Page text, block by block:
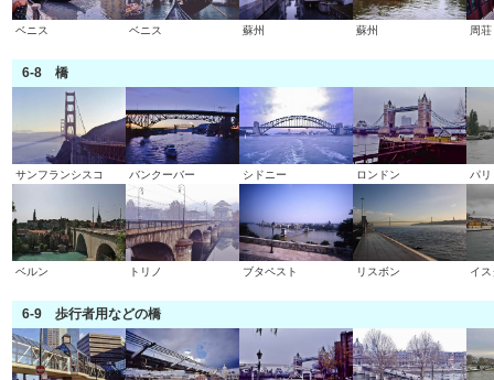
ベニス ベニス 蘇州 蘇州 周荘
6-8 橋
サンフランシスコ バンクーバー シドニー ロンドン パリ
ベルン トリノ ブタペスト リスボン イ
6-9 歩行者用などの橋